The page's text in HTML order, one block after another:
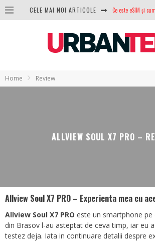
CELE MAI NOI ARTICOLE
Home Review
ALLVIEW SOUL X7 PRO –
Allview Soul X7 PRO – Experienta mea cu
Allview Soul X7 PRO este un smartphone pe
din Brasov l-au asteptat de ceva timp, iar eu
testez deja. Iata in continuare detalii despre